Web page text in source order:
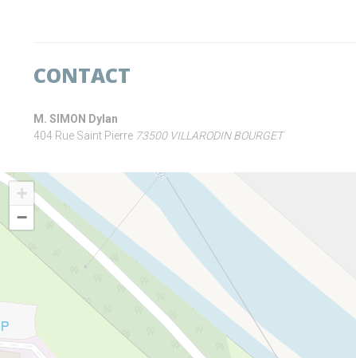
CONTACT
M. SIMON Dylan
404 Rue Saint Pierre 73500 VILLARODIN BOURGET
+
−